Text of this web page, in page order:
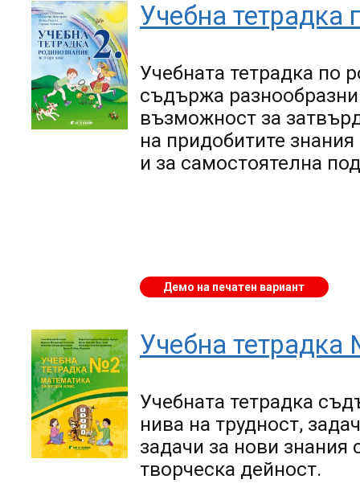
Учебна тетрадка
Учебната тетрадка по
съдържа
възможност за
на придобитите
и за самостоятелна
Демо на печатен вариант
Учебна
Учебната тетрадка
нива на трудност,
задачи за нови знания
творческа дейност.